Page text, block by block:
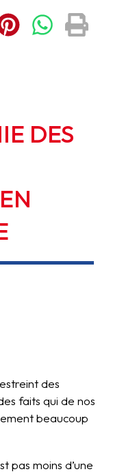
DES
EN
des
faits qui de nos
beaucoup
pas moins d’une